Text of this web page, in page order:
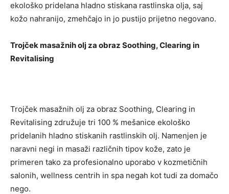
ekološko pridelana hladno stiskana rastlinska olja, saj
kožo nahranijo, zmehčajo in jo pustijo prijetno negovano.
Trojček masažnih olj za obraz Soothing, Clearing in
Revitalising
Trojček masažnih olj za obraz Soothing, Clearing in
Revitalising združuje tri 100 % mešanice ekološko
pridelanih hladno stiskanih rastlinskih olj. Namenjen je
naravni negi in masaži različnih tipov kože, zato je
primeren tako za profesionalno uporabo v kozmetičnih
salonih, wellness centrih in spa negah kot tudi za domačo
nego.